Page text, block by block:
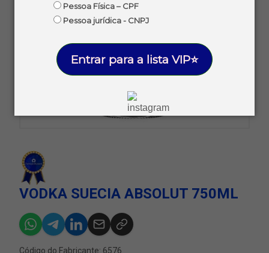
Pessoa Física – CPF
Pessoa jurídica - CNPJ
Entrar para a lista VIP⭐
VODKA SUECIA ABSOLUT 750ML
Código do Fabricante: 6576